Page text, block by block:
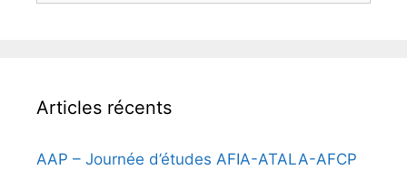
Articles récents
AAP – Journée d’études AFIA-ATALA-AFCP